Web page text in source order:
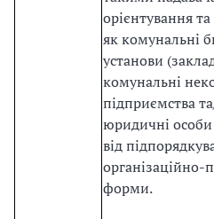
орієнтування
як комунальні
установи
комунальні
підприємства
юридичні
від
організаційно-
форми.